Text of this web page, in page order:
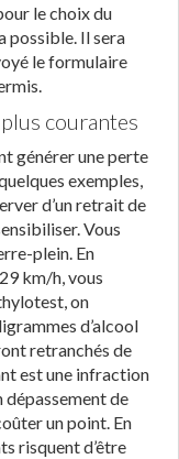
le choix du
possible. Il sera
le formulaire
courantes
générer une perte
exemples,
d’un retrait de
Vous
plein. En
km/h, vous
on
d’alcool
retranchés de
est une infraction
dépassement de
un point. En
risquent d’être